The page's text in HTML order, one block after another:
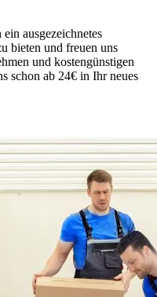
ausgezeichnetes
bieten und freuen uns
und kostengünstigen
schon ab 24€ in Ihr neues